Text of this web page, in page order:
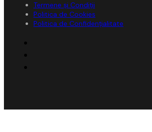
Termene și Condiții
Politica de Cookies
Politica de Confidențialitate